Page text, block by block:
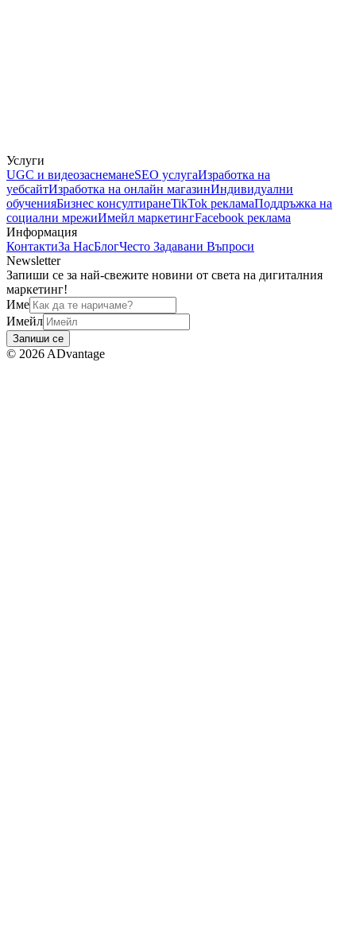
Услуги
UGC и видеозаснеманеSEO услугаИзработка на
уебсайтИзработка на онлайн магазинИндивидуални
обученияБизнес консултиранеTikTok рекламаПоддръжка на
социални мрежиИмейл маркетингFacebook реклама
Информация
КонтактиЗа НасБлогЧесто Задавани Въпроси
Newsletter
Запиши се за най-свежите новини от света на дигиталния
маркетинг!
Име
Имейл
Запиши се
© 2026 ADvantage